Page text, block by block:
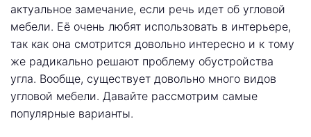
актуальное замечание, если речь идет об угловой
мебели. Её очень любят использовать в интерьере,
так как она смотрится довольно интересно и к тому
же радикально решают проблему обустройства
угла. Вообще, существует довольно много видов
угловой мебели. Давайте рассмотрим самые
популярные варианты.